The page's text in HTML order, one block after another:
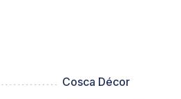
Cosca Décor